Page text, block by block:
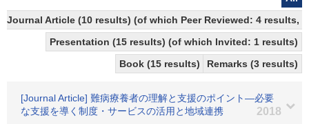
Journal Article (10 results) (of which Peer Reviewed: 4 results,
Presentation (15 results) (of which Invited: 1 results)
Book (15 results)
Remarks (3 results)
[Journal Article] 難病療養者の理解と支援のポイント―必要
な支援を導く制度・サービスの活用と地域連携
2018